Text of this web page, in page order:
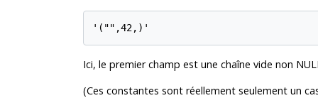
'("",42,)'
Ici, le premier champ est une chaîne vide non
(Ces constantes sont réellement seulement un